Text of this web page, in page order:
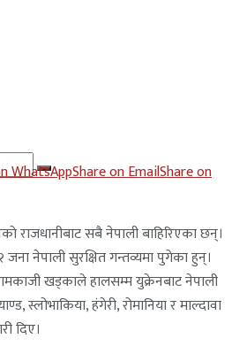
WhatsAppShare on EmailShare on
राजधानीबाट सबै नेपाली बाहिरिएका छन्।
जना नेपाली सुरक्षित गन्तव्यमा पुगेका हुन्।
खड्काले हालसम्म युक्रेनबाट नेपाली
स्लोभाकिया, हंगेरी, रोमानिया र माल्दावा
दिए।